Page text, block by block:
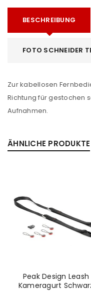
BESCHREIBUNG
FOTO SCHNEIDER
Zur kabellosen
Richtung für gestochen
Aufnahmen.
ÄHNLICHE PRODUKTE
Peak Design Leash
Kameragurt